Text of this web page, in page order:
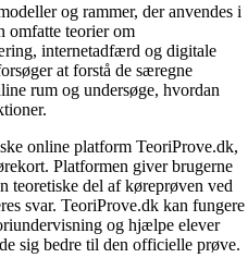
og rammer, der anvendes i
omfatte teorier om
internetadfærd og digitale
at forstå de særegne
rum og undersøge, hvordan
online platform TeoriProve.dk,
Platformen giver brugerne
teoretiske del af køreprøven ved
svar. TeoriProve.dk kan fungere
og hjælpe elever
sig bedre til den officielle prøve.